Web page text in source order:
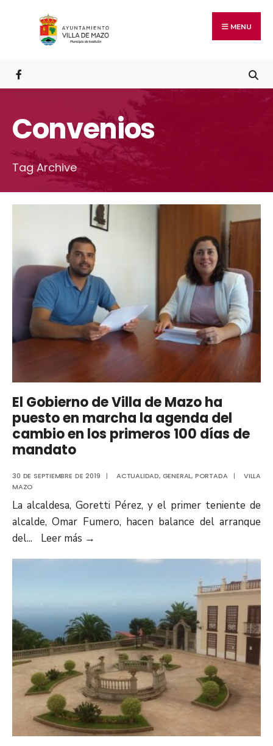
MENU
Convenios
Tag Archive
El Gobierno de Villa de Mazo ha
puesto en marcha la agenda del
cambio en los primeros 100 días de
mandato
30 DE SEPTIEMBRE DE 2019 | ACTUALIDAD, GENERAL, PORTADA |
VILLA
MAZO
La alcaldesa, Goretti Pérez, y el primer teniente de
alcalde, Omar Fumero, hacen balance del arranque
del... Leer más →